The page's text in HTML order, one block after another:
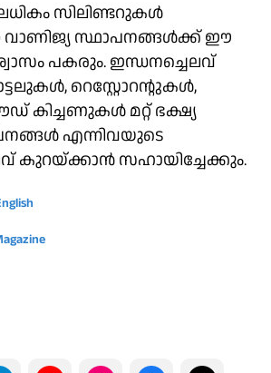
സിലിണ്ടറുകള്‍
വാണിജ്യ സ്ഥാപനങ്ങള്‍ക്ക് ഈ
പകരും. ഇന്ധനച്ചെലവ്
റെസ്റ്റോറന്റുകള്‍,
കിച്ചണുകള്‍ മറ്റ് ഭക്ഷ്യ
എന്നിവയുടെ
കുറയ്ക്കാന്‍ സഹായിച്ചേക്കും.